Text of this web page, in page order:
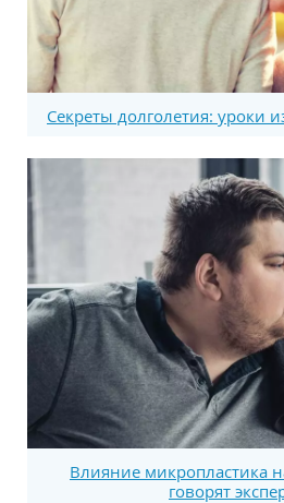
Секреты долголетия: уроки
Влияние микропластика
говорят